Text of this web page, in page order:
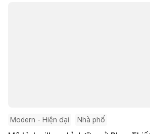
Modern - Hiện đại Nhà phố